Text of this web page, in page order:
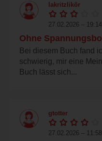
lakritzlikör
27.02.2026 – 19:14
Ohne
Bei diesem Buch fand
schwierig, mir eine
Buch lässt sich...
gtotter
27.02.2026 – 11:58